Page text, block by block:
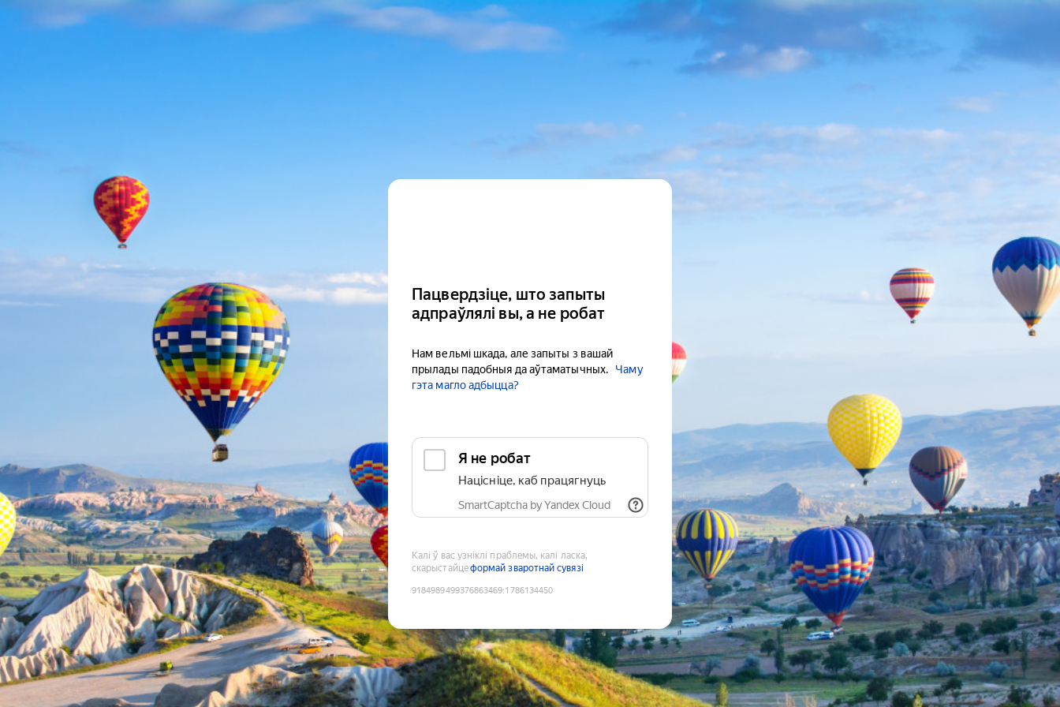
Пацвердзіце, што запыты
адпраўлялі вы, а не робат
Нам вельмі шкада, але запыты з вашай
прылады падобныя да аўтаматычных.
Чаму
гэта магло адбыцца?
Я не робат
Націсніце, каб працягнуць
SmartCaptcha by Yandex Cloud
Калі ў вас узніклі праблемы, калі ласка,
скарыстайцеформай зваротнай сувязі
9184989499376863469:1786134450